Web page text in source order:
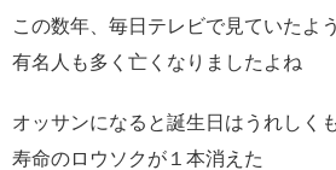
この数年、毎日テレビで見ていたよ
有名人も多く亡くなりましたよね
オッサンになると誕生日はうれしく
寿命のロウソクが１本消えた